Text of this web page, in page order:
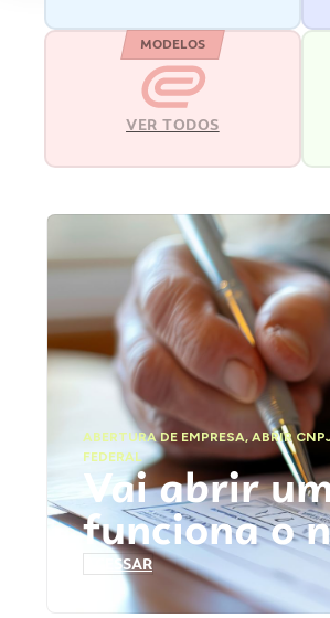
MODELOS
VER TODOS
ABERTURA DE EMPRESA,ABRIR
FEDERAL
Vai abrir
funciona o
ACESSAR